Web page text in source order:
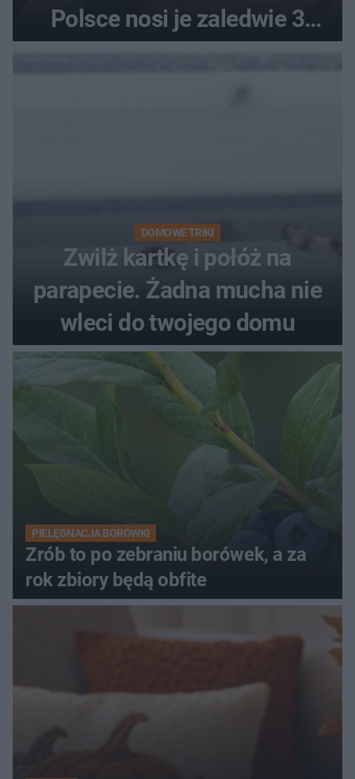
Polsce nosi je zaledwie 3
kobiety
DOMOWE TRIKI
Zwilż kartkę i połóż na
parapecie. Żadna mucha nie
wleci do twojego domu
PIELĘGNACJA BORÓWKI
Zrób to po zebraniu borówek, a za
rok zbiory będą obfite